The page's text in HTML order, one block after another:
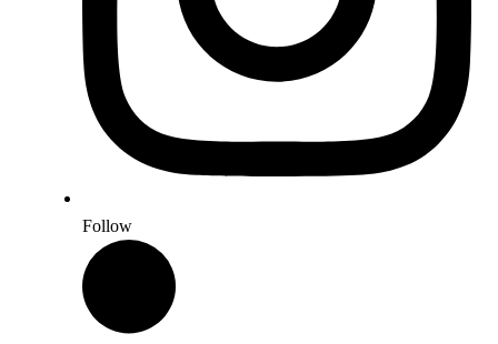
Follow